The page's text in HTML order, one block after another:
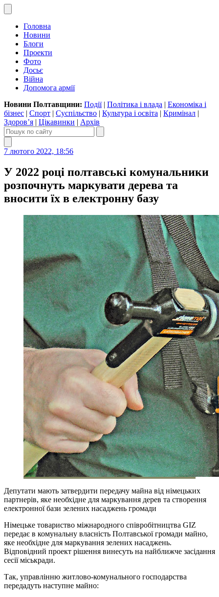
Головна
Новини
Блоги
Проекти
Фото
Досьє
Війна
Допомога армії
Новини Полтавщини: Події| Політика і влада | Економіка і
бізнес | Спорт | Суспільство | Культура і освіта | Кримінал |
Здоров’я | Цікавинки | Архів
7 лютого 2022, 18:56
У 2022 році полтавські комунальники
розпочнуть маркувати дерева та
вносити їх в електронну базу
Депутати мають затвердити передачу майна від німецьких
партнерів, яке необхідне для маркування дерев та створення
електронної бази зелених насаджень громади
Німецьке товариство міжнародного співробітництва GIZ
передає в комунальну власність Полтавської громади майно,
яке необхідне для маркування зелених насаджень.
Відповідний проект рішення винесуть на найближче засідання
сесії міськради.
Так, управлінню житлово-комунального господарства
передадуть наступне майно: